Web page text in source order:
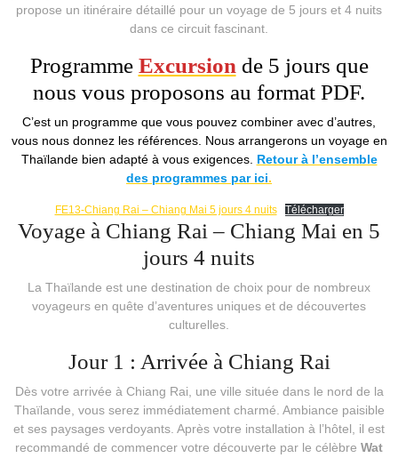
propose un itinéraire détaillé pour un voyage de 5 jours et 4 nuits
dans ce circuit fascinant.
Programme Excursion de 5 jours que
nous vous proposons au format PDF.
C’est un programme que vous pouvez combiner avec d’autres,
vous nous donnez les références. Nous arrangerons un voyage en
Thaïlande bien adapté à vous exigences. Retour à l’ensemble
des programmes par ici.
FE13-Chiang Rai – Chiang Mai 5 jours 4 nuits Télécharger
Voyage à Chiang Rai – Chiang Mai en 5
jours 4 nuits
La Thaïlande est une destination de choix pour de nombreux
voyageurs en quête d’aventures uniques et de découvertes
culturelles.
Jour 1 : Arrivée à Chiang Rai
Dès votre arrivée à Chiang Rai, une ville située dans le nord de la
Thaïlande, vous serez immédiatement charmé. Ambiance paisible
et ses paysages verdoyants. Après votre installation à l’hôtel, il est
recommandé de commencer votre découverte par le célèbre Wat